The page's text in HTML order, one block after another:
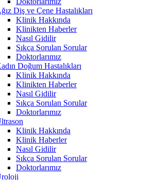
Diş ve Çene Hastalıkları
Klinik Hakkında
Klinikten Haberler
Nasıl Gidilir
Sıkça Sorulan Sorular
Doktorlarımız
Doğum Hastalıkları
Klinik Hakkında
Klinikten Haberler
Nasıl Gidilir
Sıkça Sorulan Sorular
Doktorlarımız
Klinik Hakkında
Klinik Haberler
Nasıl Gidilir
Sıkça Sorulan Sorular
Doktorlarımız